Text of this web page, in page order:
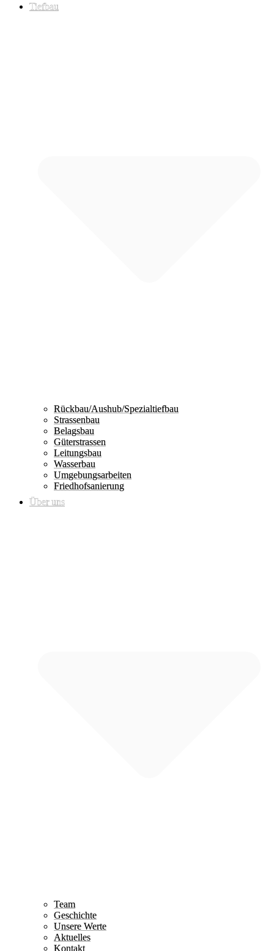
Tiefbau
Rückbau/Aushub/Spezialtiefbau
Strassenbau
Belagsbau
Güterstrassen
Leitungsbau
Wasserbau
Umgebungsarbeiten
Friedhofsanierung
Über uns
Team
Geschichte
Unsere Werte
Aktuelles
Kontakt